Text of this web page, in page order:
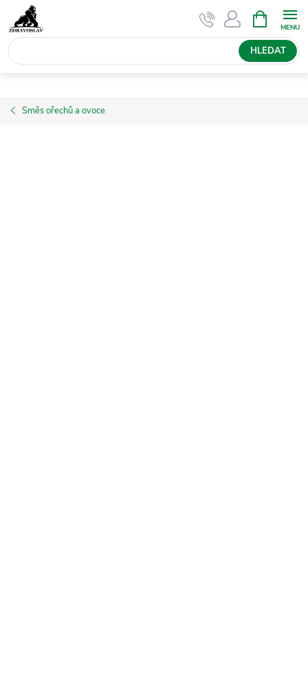
na
obsah
HLEDAT
NÁKUPNÍ
KOŠÍK
Směs ořechů a ovoce